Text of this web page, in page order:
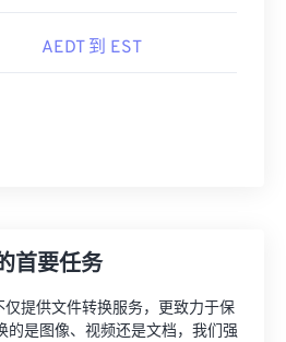
AEDT 到 EST
首要任务
提供文件转换服务，更致力于保
的是图像、视频还是文档，我们强